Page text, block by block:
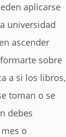
aplicarse
universidad
ascender
sobre
a si los libros,
toman o se
debes
o